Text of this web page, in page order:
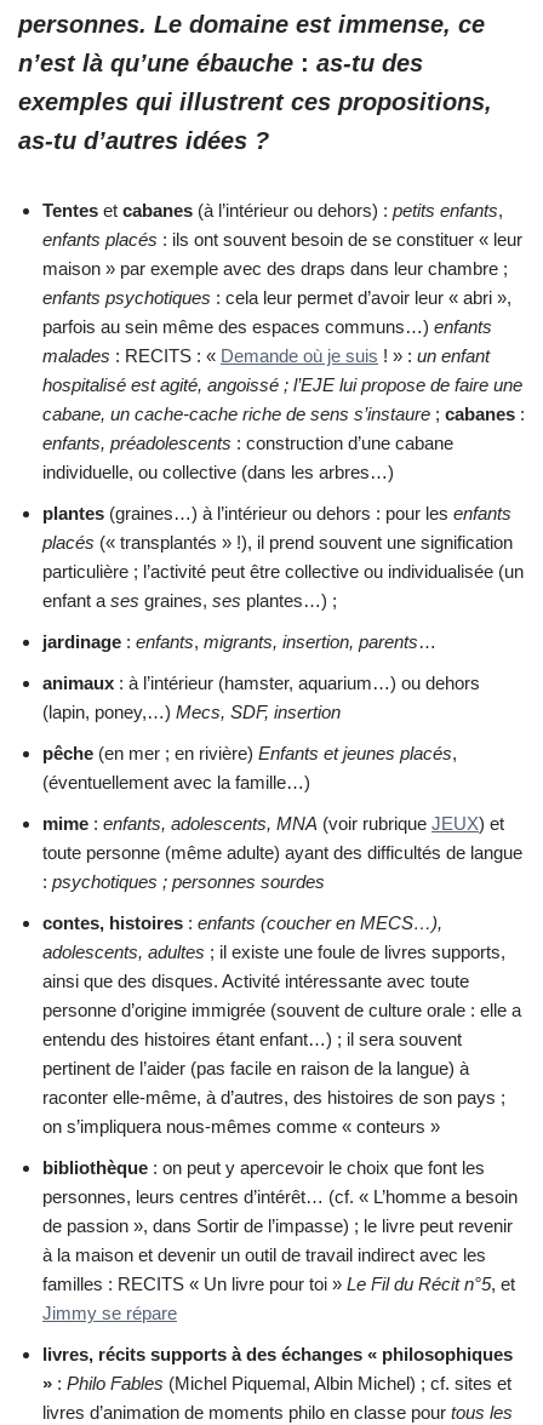
personnes. Le domaine est immense, ce
n’est là qu’une ébauche : as-tu des
exemples qui illustrent ces propositions,
as-tu d’autres idées ?
Tentes et cabanes (à l’intérieur ou dehors) : petits enfants,
enfants placés : ils ont souvent besoin de se constituer « leur
maison » par exemple avec des draps dans leur chambre ;
enfants psychotiques : cela leur permet d’avoir leur « abri »,
parfois au sein même des espaces communs…) enfants
malades : RECITS : « Demande où je suis ! » : un enfant
hospitalisé est agité, angoissé ; l’EJE lui propose de faire une
cabane, un cache-cache riche de sens s’instaure ; cabanes :
enfants, préadolescents : construction d’une cabane
individuelle, ou collective (dans les arbres…)
plantes (graines…) à l’intérieur ou dehors : pour les enfants
placés (« transplantés » !), il prend souvent une signification
particulière ; l’activité peut être collective ou individualisée (un
enfant a ses graines, ses plantes…) ;
jardinage : enfants, migrants, insertion, parents…
animaux : à l’intérieur (hamster, aquarium…) ou dehors
(lapin, poney,…) Mecs, SDF, insertion
pêche (en mer ; en rivière) Enfants et jeunes placés,
(éventuellement avec la famille…)
mime : enfants, adolescents, MNA (voir rubrique JEUX) et
toute personne (même adulte) ayant des difficultés de langue
: psychotiques ; personnes sourdes
contes, histoires : enfants (coucher en MECS…),
adolescents, adultes ; il existe une foule de livres supports,
ainsi que des disques. Activité intéressante avec toute
personne d’origine immigrée (souvent de culture orale : elle a
entendu des histoires étant enfant…) ; il sera souvent
pertinent de l’aider (pas facile en raison de la langue) à
raconter elle-même, à d’autres, des histoires de son pays ;
on s’impliquera nous-mêmes comme « conteurs »
bibliothèque : on peut y apercevoir le choix que font les
personnes, leurs centres d’intérêt… (cf. « L’homme a besoin
de passion », dans Sortir de l’impasse) ; le livre peut revenir
à la maison et devenir un outil de travail indirect avec les
familles : RECITS « Un livre pour toi » Le Fil du Récit n°5, et
Jimmy se répare
livres, récits supports à des échanges « philosophiques
» : Philo Fables (Michel Piquemal, Albin Michel) ; cf. sites et
livres d’animation de moments philo en classe pour tous les